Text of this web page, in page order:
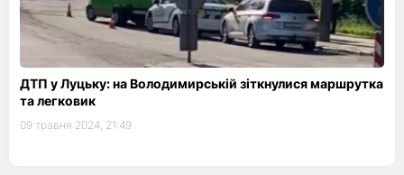
ДТП у Луцьку: на Володимирській зіткнулися маршрутка
та легковик
09 травня 2024, 21:49